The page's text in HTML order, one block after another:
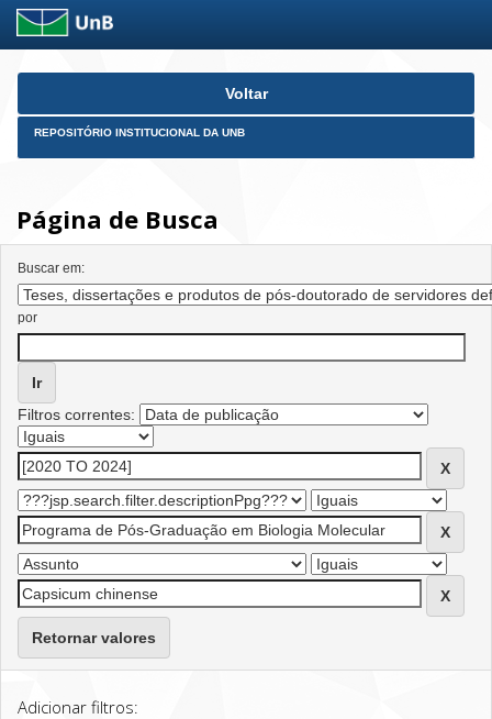
Skip
Voltar
REPOSITÓRIO INSTITUCIONAL DA UNB
Página de Busca
Buscar em:
por
Filtros correntes:
Retornar valores
Adicionar filtros: